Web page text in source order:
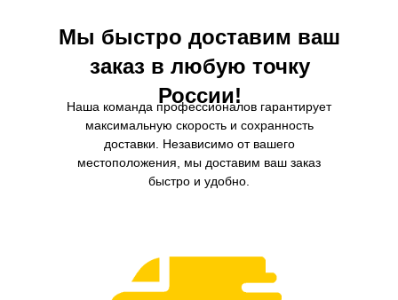
Мы быстро доставим ваш
заказ в любую точку
России!
Наша команда профессионалов гарантирует
максимальную скорость и сохранность
доставки. Независимо от вашего
местоположения, мы доставим ваш заказ
быстро и удобно.